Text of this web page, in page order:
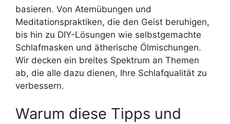
basieren. Von Atemübungen und
Meditationspraktiken, die den Geist beruhigen,
bis hin zu DIY-Lösungen wie selbstgemachte
Schlafmasken und ätherische Ölmischungen.
Wir decken ein breites Spektrum an Themen
ab, die alle dazu dienen, Ihre Schlafqualität zu
verbessern.
Warum diese Tipps und